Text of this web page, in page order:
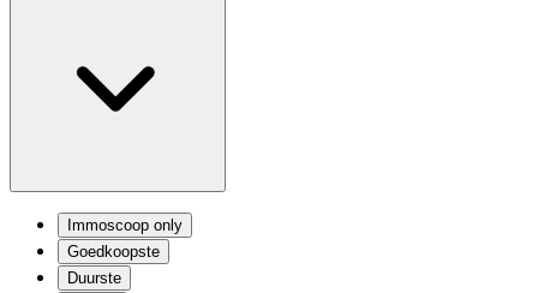
Immoscoop only
Goedkoopste
Duurste